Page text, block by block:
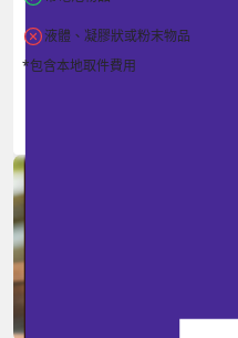
液體、凝膠狀或粉末物品
*包含本地取件費用